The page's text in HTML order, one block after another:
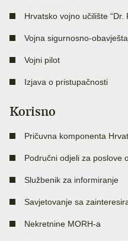
Hrvatsko vojno učilište “Dr.
Vojna sigurnosno-
Vojni pilot
Izjava o pristupačnosti
Korisno
Pričuvna komponenta
Područni odjeli za poslove
Službenik za informiranje
Savjetovanje sa
Nekretnine MORH-a